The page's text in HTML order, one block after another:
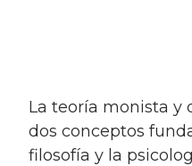
la teoría monista y dualista siguen siendo
dos conceptos
filosofía y la